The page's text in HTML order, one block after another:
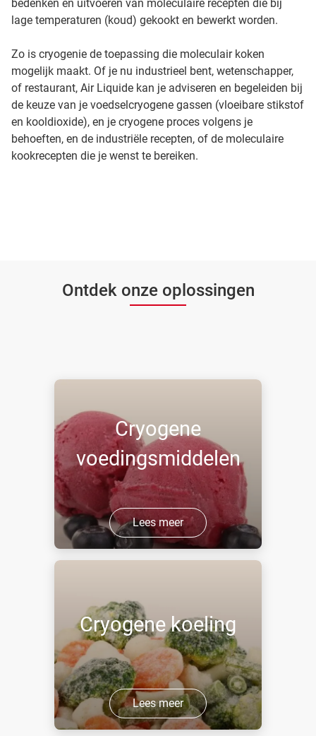
bedenken en uitvoeren van moleculaire recepten die bij
lage temperaturen (koud) gekookt en bewerkt worden.
Zo is cryogenie de toepassing die moleculair koken
mogelijk maakt. Of je nu industrieel bent, wetenschapper,
of restaurant, Air Liquide kan je adviseren en begeleiden bij
de keuze van je voedselcryogene gassen (vloeibare stikstof
en kooldioxide), en je cryogene proces volgens je
behoeften, en de industriële recepten, of de moleculaire
kookrecepten die je wenst te bereiken.
Ontdek onze oplossingen
Cryogene
voedingsmiddelen
Lees meer
Cryogene koeling
Lees meer